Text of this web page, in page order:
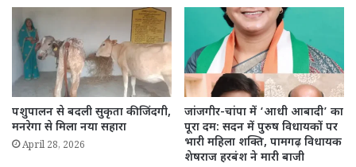
पशुपालन से बदली सुकृता की जिंदगी,
मनरेगा से मिला नया सहारा
April 28, 2026
जांजगीर-चांपा में ‘आधी आबादी’ का
पूरा दम: सदन में पुरुष विधायकों पर
भारी महिला शक्ति, पामगढ़ विधायक
शेषराज हरबंश ने मारी बाजी